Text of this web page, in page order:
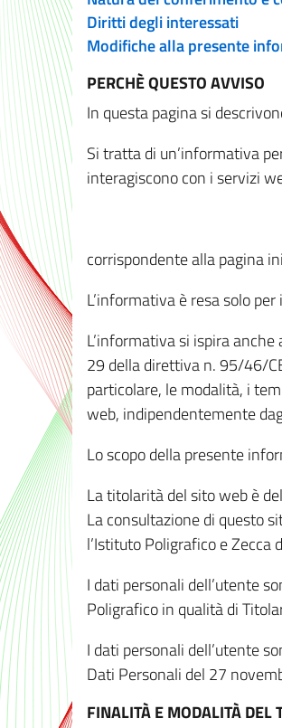
Diritti degli interessati
Modifiche alla presente
PERCHÈ QUESTO AVVISO
In questa pagina si
Si tratta di un’informativa
interagiscono con i servizi
corrispondente alla pagina
L’informativa è resa solo
L’informativa si ispira
29 della direttiva n. 95/46/
particolare, le modalità, i
web, indipendentemente
Lo scopo della presente
La titolarità del sito web è
La consultazione di questo
l’Istituto Poligrafico e Zecca
I dati personali dell’utente
Poligrafico in qualità di
I dati personali dell’utente
Dati Personali del 27
FINALITÀ E MODALITÀ DEL